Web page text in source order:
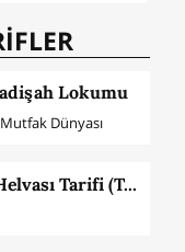
Lokumu
Dünyası
İrmik Helvası Tarifi (Tam Ölçü)